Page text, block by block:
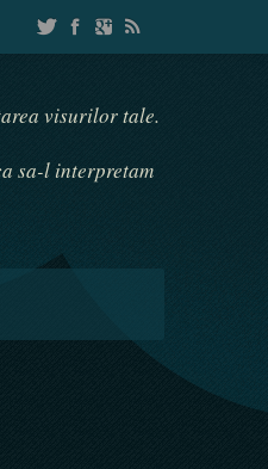
visurilor tale.
sa-l interpretam